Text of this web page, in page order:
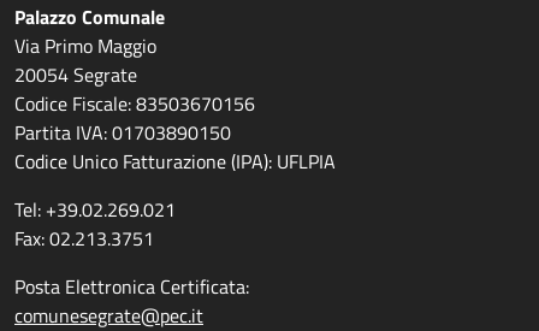
Palazzo Comunale
Via Primo Maggio
20054 Segrate
Codice Fiscale: 83503670156
Partita IVA: 01703890150
Codice Unico Fatturazione (IPA): UFLPIA
Tel: +39.02.269.021
Fax: 02.213.3751
Posta Elettronica Certificata:
comunesegrate@pec.it